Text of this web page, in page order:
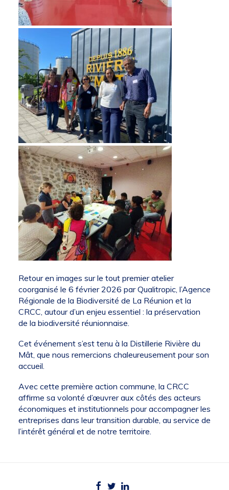
Retour en images sur le tout premier atelier
coorganisé le 6 février 2026 par Qualitropic, l’Agence
Régionale de la Biodiversité de La Réunion et la
CRCC, autour d’un enjeu essentiel : la préservation
de la biodiversité réunionnaise.
Cet événement s’est tenu à la Distillerie Rivière du
Mât, que nous remercions chaleureusement pour son
accueil.
Avec cette première action commune, la CRCC
affirme sa volonté d’œuvrer aux côtés des acteurs
économiques et institutionnels pour accompagner les
entreprises dans leur transition durable, au service de
l’intérêt général et de notre territoire.